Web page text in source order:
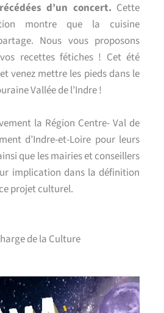
d’un concert. Cette
montre que la cuisine
Nous vous proposons
recettes fétiches ! Cet été
venez mettre les pieds dans le
Vallée de l’Indre !
la Région Centre- Val de
d’Indre-et-Loire pour leurs
que les mairies et conseillers
implication dans la définition
projet culturel.
de la Culture